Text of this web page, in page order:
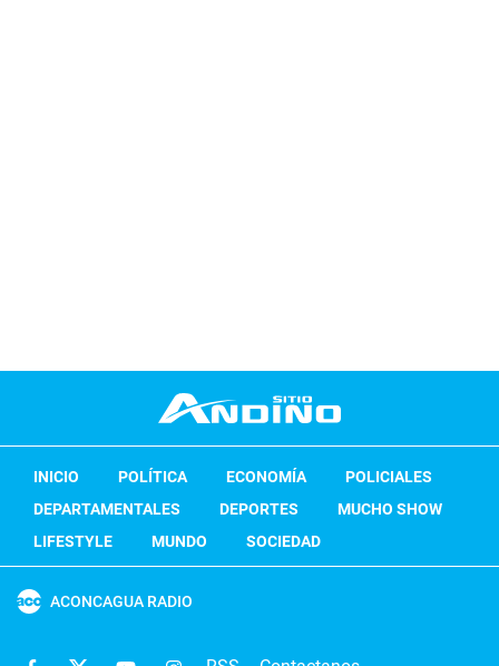
INICIO POLÍTICA ECONOMÍA
POLICIALES
DEPARTAMENTALES
DEPORTES
MUCHO SHOW
LIFESTYLE
MUNDO SOCIEDAD
ACONCAGUA RADIO